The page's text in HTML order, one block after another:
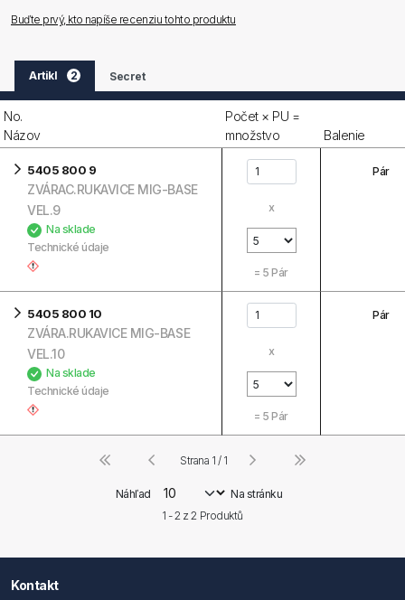
Buďte prvý, kto napíše recenziu tohto produktu
Artikl 2 Secret
No.
Názov
Počet × PU =
množstvo
Balenie
5405 800 9
ZVÁRAC.RUKAVICE MIG-BASE
VEL.9
Na sklade
Technické údaje
x
= 5 Pár
Pár
5405 800 10
ZVÁRA.RUKAVICE MIG-BASE
VEL.10
Na sklade
Technické údaje
x
= 5 Pár
Pár
Náhľad
Na stránku
1 - 2 z2 Produktů
Strana 1 / 1
Kontakt